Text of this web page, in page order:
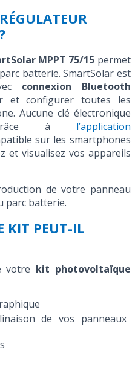
MPPT 75/15 permet
batterie. SmartSolar est
connexion Bluetooth
et configurer toutes les
Aucune clé électronique
Grâce à l’application
sur les smartphones
et visualisez vos appareils
de votre panneau
parc batterie.
KIT PEUT-IL
votre kit photovoltaïque
de vos panneaux